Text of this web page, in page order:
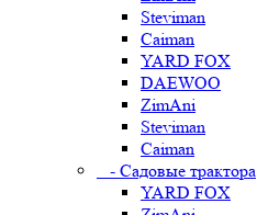
Steviman
Caiman
YARD FOX
DAEWOO
ZimAni
Steviman
Caiman
- Садовые трактора
YARD FOX